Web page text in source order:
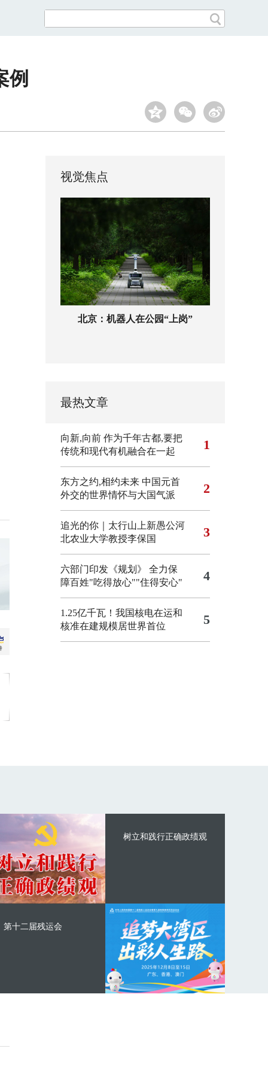
例
视觉焦点
北京：机器人在公园“上岗”
最热文章
向新,向前 作为千年古都,要把
传统和现代有机融合在一起
1
东方之约,相约未来 中国元首
外交的世界情怀与大国气派
2
追光的你｜太行山上新愚公河
北农业大学教授李保国
3
六部门印发《规划》 全力保
障百姓"吃得放心""住得安心"
4
1.25亿千瓦！我国核电在运和
核准在建规模居世界首位
5
树立和践行正确政绩观
第十二届残运会